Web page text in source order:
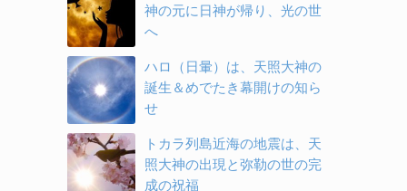
神の元に日神が帰り、光の世
へ
ハロ（日暈）は、天照大神の
誕生＆めでたき幕開けの知ら
せ
トカラ列島近海の地震は、天
照大神の出現と弥勒の世の完
成の祝福